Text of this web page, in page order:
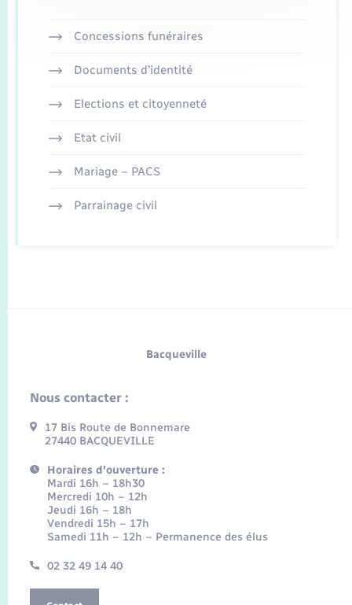
Concessions funéraires
Documents d’identité
Elections et citoyenneté
Etat civil
Mariage – PACS
Parrainage civil
Bacqueville
Nous contacter :
17 Bis Route de Bonnemare
27440 BACQUEVILLE
Horaires d'ouverture :
Mardi 16h – 18h30
Mercredi 10h – 12h
Jeudi 16h – 18h
Vendredi 15h – 17h
Samedi 11h – 12h – Permanence des élus
02 32 49 14 40